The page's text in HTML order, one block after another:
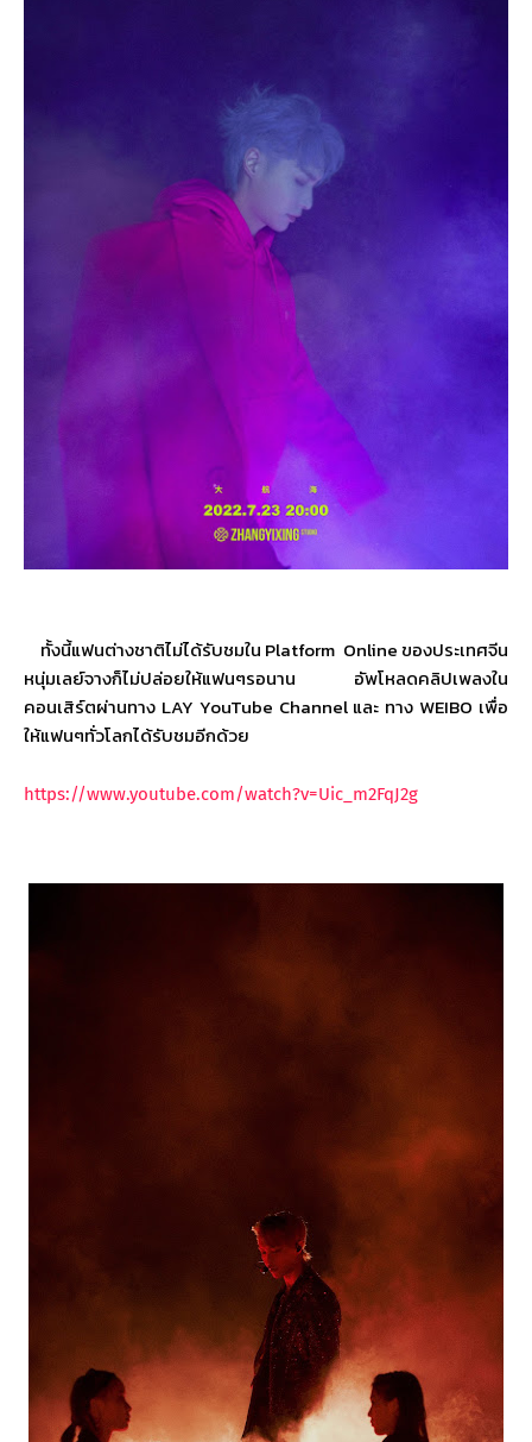
ทั้งนี้แฟนต่างชาติไม่ได้รับชมใน Platform Onlineของประเทศจีน
หนุ่มเลย์จางก็ไม่ปล่อยให้แฟนๆรอนาน อัพโหลดคลิปเพลงใน
คอนเสิร์ตผ่านทาง LAY YouTube Channel และ ทาง WEIBO เพื่อ
ให้แฟนๆทั่วโลกได้รับชมอีกด้วย
https://www.youtube.com/watch?v=Uic_m2FqJ2g